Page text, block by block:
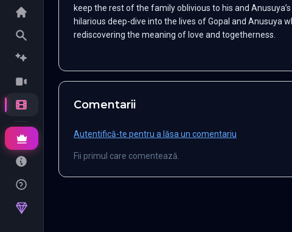
keep the rest of the family oblivious to his and
hilarious deep-dive into the lives of Gopal and Anusuya
rediscovering the meaning of love and togetherness.
Comentarii
Autentifică-te pentru a lăsa un comentariu
Fii primul care comentează.